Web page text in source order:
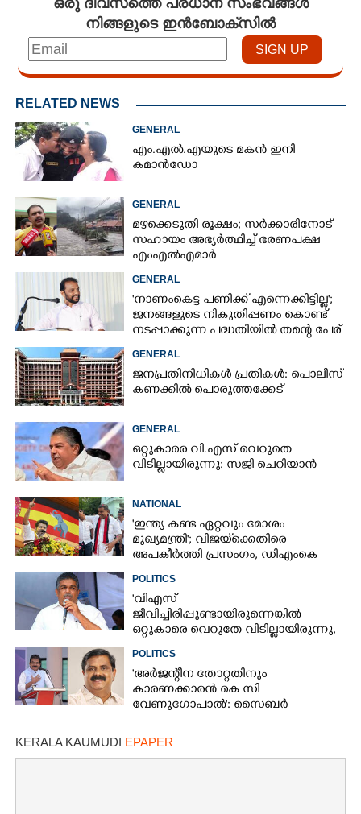
നിങ്ങളുടെ ഇൻബോക്സിൽ
RELATED NEWS
GENERAL
എം.എൽ.എയുടെ മകൻ ഇനി
കമാൻഡോ
GENERAL
മഴക്കെടുതി രൂക്ഷം; സർക്കാരിനോട്
സഹായം അഭ്യർത്ഥിച്ച് ഭരണപക്ഷ
എംഎൽഎമാർ
GENERAL
'നാണംകെട്ട പണിക്ക് എന്നെക്കിട്ടില്ല';
ജനങ്ങളുടെ നികുതിപ്പണം കൊണ്ട്
നടപ്പാക്കുന്ന പദ്ധതിയിൽ തന്റെ പേര്
വയ്‌ക്കരുതെന്ന് പൂഞ്ഞാർ എംഎൽഎ
GENERAL
ജനപ്രതിനിധികൾ പ്രതികൾ: പൊലീസ്
കണക്കിൽ പൊരുത്തക്കേട്
GENERAL
ഒറ്റുകാരെ വി.എസ് വെറുതെ
വിടില്ലായിരുന്നു: സജി ചെറിയാൻ
NATIONAL
'ഇന്ത്യ കണ്ട ഏറ്റവും മോശം
മുഖ്യമന്ത്രി'; വിജയ്‌ക്കെതിരെ
അപകീർത്തി പ്രസംഗം, ഡിഎംകെ
എംഎൽഎ അറസ്റ്റിൽ
POLITICS
'വിഎസ്
ജീവിച്ചിരിപ്പുണ്ടായിരുന്നെങ്കിൽ
ഒറ്റുകാരെ വെറുതേ വിടില്ലായിരുന്നു,
അദ്ദേഹം ഉണ്ടായിരുന്നെങ്കിൽ എന്ന്
ആഗ്രഹിച്ചുപോകുന്നു'
POLITICS
'അർജന്റീന തോറ്റതിനും
കാരണക്കാരൻ കെ സി
വേണുഗോപാൽ': സൈബർ
കുമാർ എംഎൽഎ
KERALA KAUMUDI EPAPER